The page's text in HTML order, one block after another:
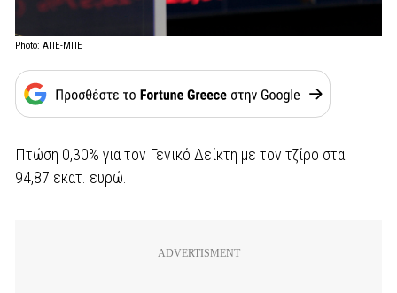
Photo: ΑΠΕ-ΜΠΕ
Πτώση 0,30% για τον Γενικό Δείκτη με τον τζίρο στα
94,87 εκατ. ευρώ.